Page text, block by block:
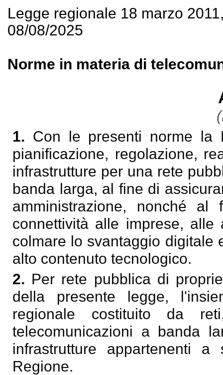
Legge regionale 18 marzo
08/08/2025
Norme in materia di
1. Con le presenti norme la
pianificazione, regolazione,
infrastrutture per una rete
banda larga, al fine di
amministrazione, nonché
connettività alle imprese,
colmare lo svantaggio digitale
alto contenuto tecnologico.
2. Per rete pubblica di
della presente legge,
regionale costituito da
telecomunicazioni a banda
infrastrutture appartenenti
Regione.